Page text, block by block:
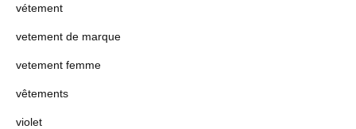
vétement
vetement de marque
vetement femme
vêtements
violet